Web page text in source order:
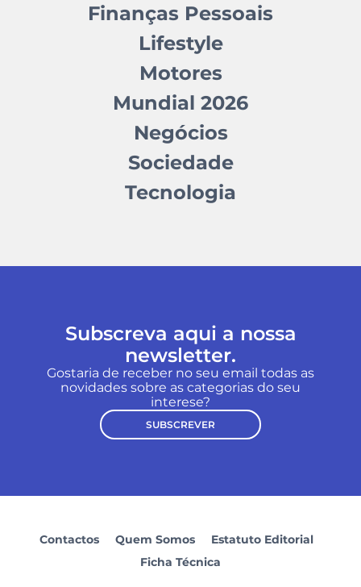
Finanças Pessoais
Lifestyle
Motores
Mundial 2026
Negócios
Sociedade
Tecnologia
Subscreva aqui a nossa
newsletter.
Gostaria de receber no seu email todas as
novidades sobre as categorias do seu
interese?
SUBSCREVER
Contactos Quem Somos
Estatuto Editorial
Ficha Técnica